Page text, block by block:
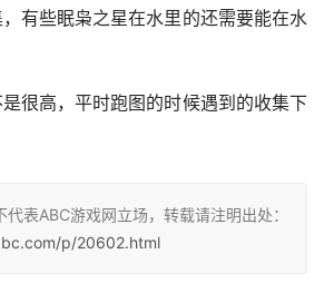
有些眠枭之星在水里的还需要能在水
很高，平时跑图的时候遇到的收集下
表ABC游戏网立场，转载请注明出处：
p/20602.html